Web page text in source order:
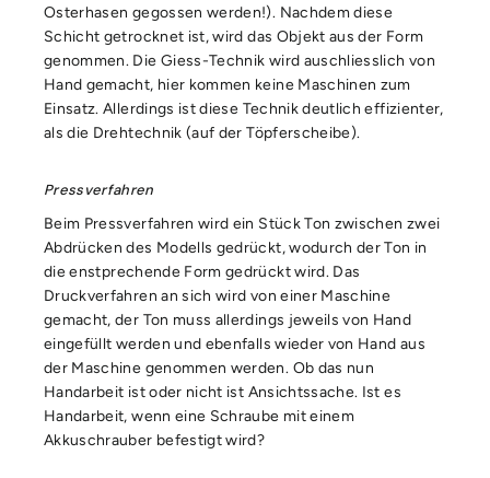
Osterhasen gegossen werden!). Nachdem diese
Schicht getrocknet ist, wird das Objekt aus der Form
genommen. Die Giess-Technik wird auschliesslich von
Hand gemacht, hier kommen keine Maschinen zum
Einsatz. Allerdings ist diese Technik deutlich effizienter,
als die Drehtechnik (auf der Töpferscheibe).
Pressverfahren
Beim Pressverfahren wird ein Stück Ton zwischen zwei
Abdrücken des Modells gedrückt, wodurch der Ton in
die enstprechende Form gedrückt wird. Das
Druckverfahren an sich wird von einer Maschine
gemacht, der Ton muss allerdings jeweils von Hand
eingefüllt werden und ebenfalls wieder von Hand aus
der Maschine genommen werden. Ob das nun
Handarbeit ist oder nicht ist Ansichtssache. Ist es
Handarbeit, wenn eine Schraube mit einem
Akkuschrauber befestigt wird?